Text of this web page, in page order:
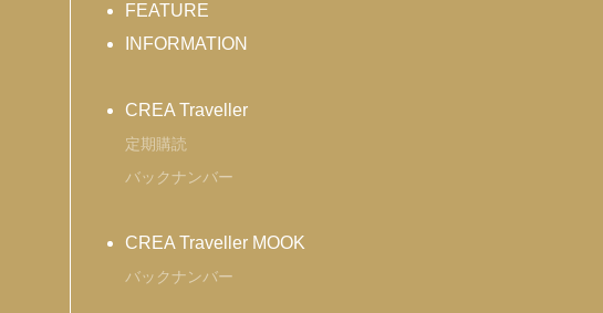
FEATURE
INFORMATION
CREA Traveller
定期購読
バックナンバー
CREA Traveller MOOK
バックナンバー